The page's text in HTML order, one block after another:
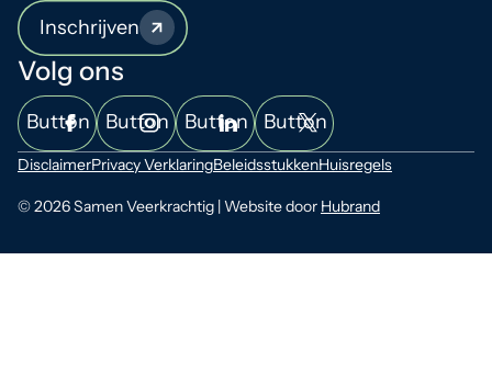
Inschrijven
Volg ons
Button Button Button Button
© 2026 Samen Veerkrachtig | Website door Hubrand
DisclaimerPrivacy VerklaringBeleidsstukkenHuisregels